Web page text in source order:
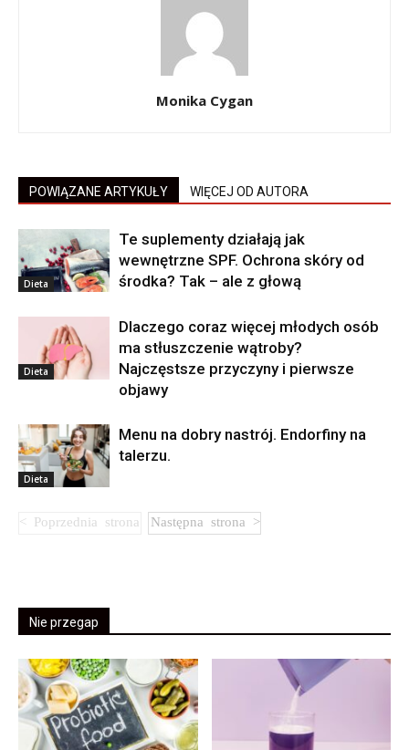
Monika Cygan
POWIĄZANE ARTYKUŁY WIĘCEJ OD AUTORA
Dieta
Te suplementy działają jak
wewnętrzne SPF. Ochrona skóry od
środka? Tak – ale z głową
Dieta
Dlaczego coraz więcej młodych osób
ma stłuszczenie wątroby?
Najczęstsze przyczyny i pierwsze
objawy
Dieta
Menu na dobry nastrój. Endorfiny na
talerzu.
Nie przegap